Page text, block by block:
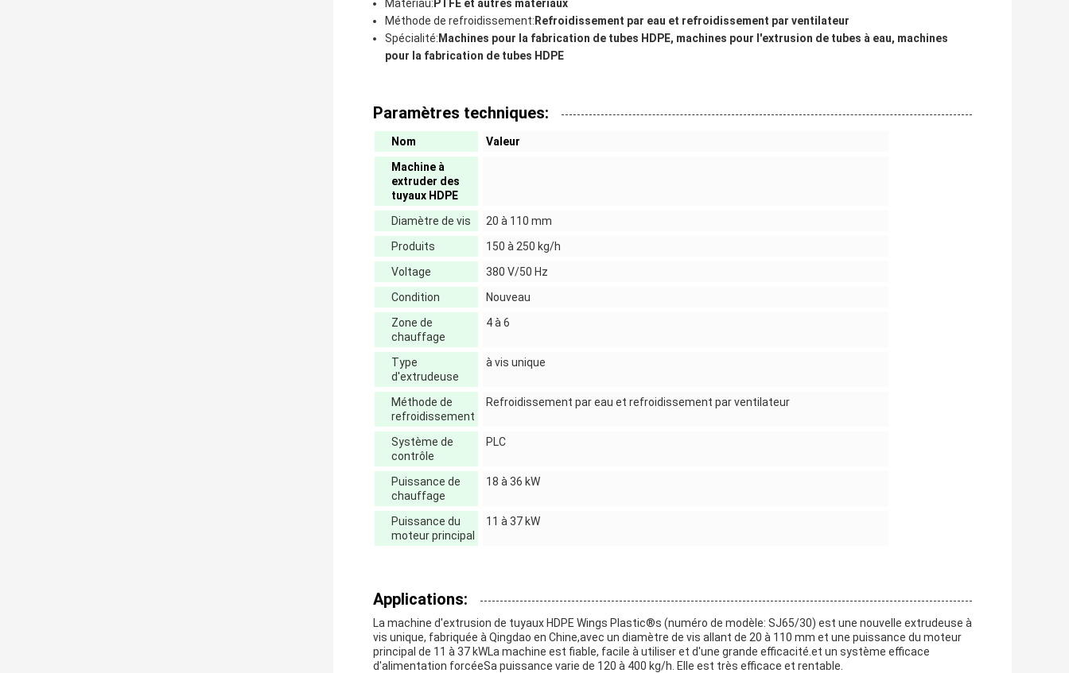
Matériau: PTFE et autres matériaux
Méthode de refroidissement: Refroidissement par eau et refroidissement par ventilateur
Spécialité: Machines pour la fabrication de tubes HDPE, machines pour l'extrusion de tubes à eau, machines
pour la fabrication de tubes HDPE
Paramètres techniques:
Nom
Valeur
Machine à
extruder des
tuyaux HDPE
Diamètre de vis
20 à 110 mm
Produits
150 à 250 kg/h
Voltage
380 V/50 Hz
Condition
Nouveau
Zone de
chauffage
4 à 6
Type
d'extrudeuse
à vis unique
Méthode de
refroidissement
Refroidissement par eau et refroidissement par ventilateur
Système de
contrôle
PLC
Puissance de
chauffage
18 à 36 kW
Puissance du
moteur principal
11 à 37 kW
Applications:
La machine d'extrusion de tuyaux HDPE Wings Plastic®s (numéro de modèle: SJ65/30) est une nouvelle extrudeuse à
vis unique, fabriquée à Qingdao en Chine,avec un diamètre de vis allant de 20 à 110 mm et une puissance du moteur
principal de 11 à 37 kWLa machine est fiable, facile à utiliser et d'une grande efficacité.et un système efficace
d'alimentation forcéeSa puissance varie de 120 à 400 kg/h. Elle est très efficace et rentable.